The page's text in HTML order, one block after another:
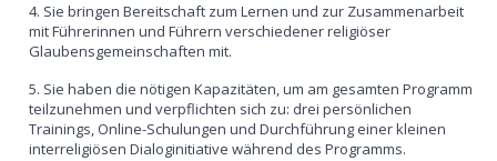
4. Sie bringen Bereitschaft zum Lernen und zur Zusammenarbeit
mit Führerinnen und Führern verschiedener religiöser
Glaubensgemeinschaften mit.
5. Sie haben die nötigen Kapazitäten, um am gesamten Programm
teilzunehmen und verpflichten sich zu: drei persönlichen
Trainings, Online-Schulungen und Durchführung einer kleinen
interreligiösen Dialoginitiative während des Programms.